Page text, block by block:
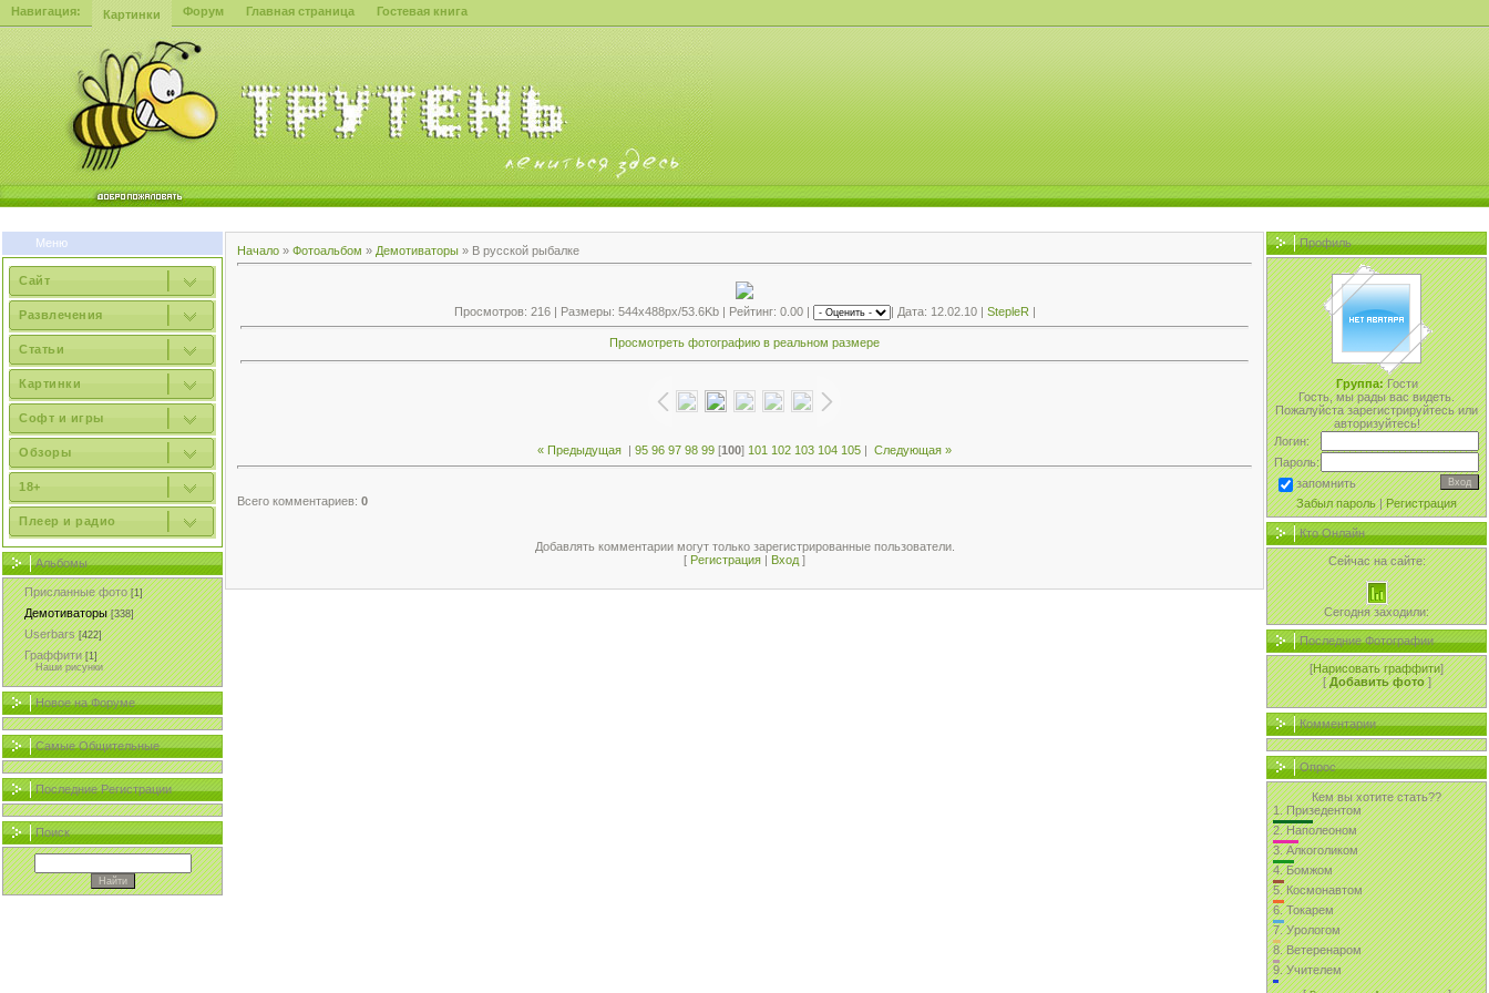
Навигация: Картинки Форум Главная страница Гостевая книга
Меню
Сайт
Развлечения
Статьи
Картинки
Софт и игры
Обзоры
18+
Плеер и радио
Альбомы
Присланные фото [1]
Демотиваторы [338]
Userbars [422]
Граффити [1]
Наши рисунки
Новое на Форуме
Самые Общительные
Последние Регистрации
Поиск
Начало » Фотоальбом » Демотиваторы » В русской рыбалке
Просмотров: 216 | Размеры: 544x488px/53.6Kb | Рейтинг: 0.00 | | Дата: 12.02.10 | StepleR |
Просмотреть фотографию в реальном размере
« Предыдущая | 95 96 97 98 99 [100] 101 102 103 104 105 | Следующая »
Всего комментариев: 0
Добавлять комментарии могут только зарегистрированные пользователи.
[ Регистрация Вход ]
Профиль
Группа:Гости
Гость, мы рады вас видеть.
Пожалуйста зарегистрируйтесь или
авторизуйтесь!
Логин:
Пароль:
запомнить
Забыл пароль|Регистрация
Кто Онлайн
Сейчас на сайте:
Сегодня заходили:
Последние Фотографии
[Нарисовать граффити]
[Добавить фото ]
Комментарии
Опрос
Кем вы хотите стать??
1.Призедентом
2.Наполеоном
3.Алкоголиком
4.Бомжом
5.Космонавтом
6.Токарем
7.Урологом
8.Ветеренаром
9.Учителем